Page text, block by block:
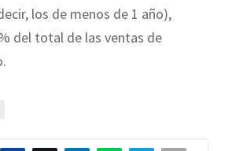
los de menos de 1 año),
del total de las ventas de